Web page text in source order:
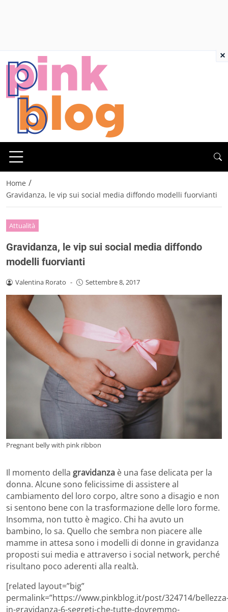
Home /
Gravidanza, le vip sui social media diffondo modelli fuorvianti
Attualità
Gravidanza, le vip sui social media diffondo
modelli fuorvianti
Valentina Rorato - Settembre 8, 2017
Pregnant belly with pink ribbon
Il momento della gravidanza è una fase delicata per la
donna. Alcune sono felicissime di assistere al
cambiamento del loro corpo, altre sono a disagio e non
si sentono bene con la trasformazione delle loro forme.
Insomma, non tutto è magico. Chi ha avuto un
bambino, lo sa. Quello che sembra non piacere alle
mamme in attesa sono i modelli di donne in gravidanza
proposti sui media e attraverso i social network, perché
risultano poco aderenti alla realtà.
[related layout=”big”
permalink=”https://www.pinkblog.it/post/324714/
in-gravidanza-6-segreti-che-tutte-dovremmo-
×